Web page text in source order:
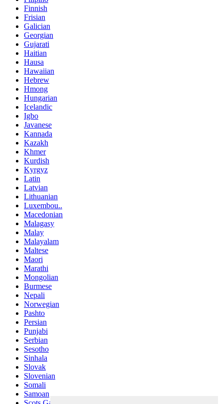
Finnish
Frisian
Galician
Georgian
Gujarati
Haitian
Hausa
Hawaiian
Hebrew
Hmong
Hungarian
Icelandic
Igbo
Javanese
Kannada
Kazakh
Khmer
Kurdish
Kyrgyz
Latin
Latvian
Lithuanian
Luxembou..
Macedonian
Malagasy
Malay
Malayalam
Maltese
Maori
Marathi
Mongolian
Burmese
Nepali
Norwegian
Pashto
Persian
Punjabi
Serbian
Sesotho
Sinhala
Slovak
Slovenian
Somali
Samoan